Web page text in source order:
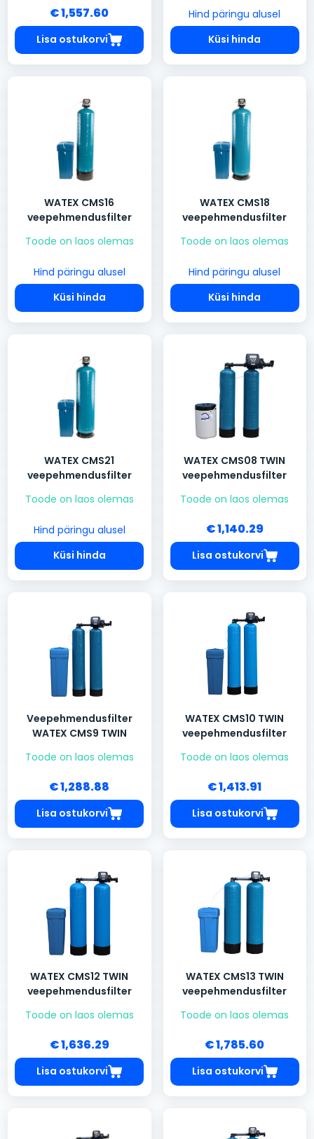
€ 1,557.60
Lisa ostukorvi
Hind päringu alusel
Küsi hinda
WATEX CMS16
veepehmendusfilter
Toode on laos olemas
Hind päringu alusel
Küsi hinda
WATEX CMS18
veepehmendusfilter
Toode on laos olemas
Hind päringu alusel
Küsi hinda
WATEX CMS21
veepehmendusfilter
Toode on laos olemas
Hind päringu alusel
Küsi hinda
WATEX CMS08 TWIN
veepehmendusfilter
Toode on laos olemas
€ 1,140.29
Lisa ostukorvi
Veepehmendusfilter
WATEX CMS9 TWIN
Toode on laos olemas
€ 1,288.88
Lisa ostukorvi
WATEX CMS10 TWIN
veepehmendusfilter
Toode on laos olemas
€ 1,413.91
Lisa ostukorvi
WATEX CMS12 TWIN
veepehmendusfilter
Toode on laos olemas
€ 1,636.29
Lisa ostukorvi
WATEX CMS13 TWIN
veepehmendusfilter
Toode on laos olemas
€ 1,785.60
Lisa ostukorvi